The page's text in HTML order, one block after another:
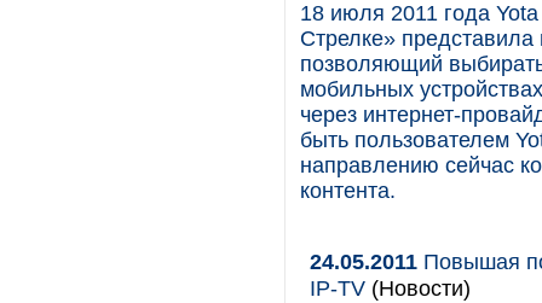
18 июля 2011 года
Стрелке»
позволяющий
мобильных
через интернет-
быть пользователем
направлению сейчас
контента.
24.05.2011 Повышая
IP-TV (Новости)